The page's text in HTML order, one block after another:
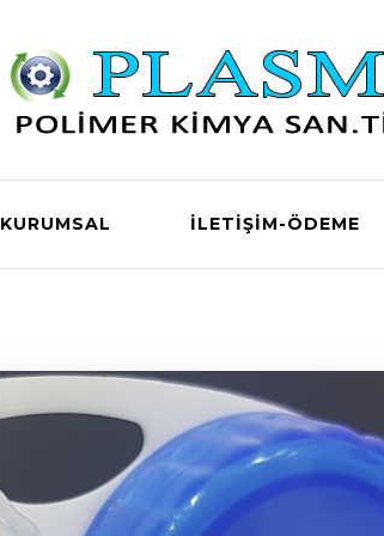
KURUMSAL İLETIŞIM-ÖDEME